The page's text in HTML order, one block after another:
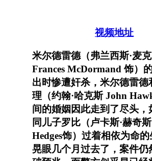
视频地址
米尔德雷德（弗兰西斯·麦
Frances McDormand 饰）
出时惨遭奸杀，米尔德雷德
理（约翰·哈克斯 John
间的婚姻因此走到了尽头，
同儿子罗比（卢卡斯·赫奇
Hedges饰）过着相依为命
晃眼几个月过去了，案件仍